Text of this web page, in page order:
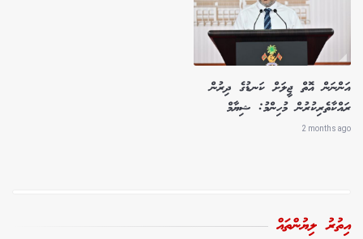
އަންނަން އޮތް ޖީލަށް ކަނޑުގެ ދިރުން
ރައްކާތެރިކުރުން މުހިންމު: ޝިޔާމް
2 months ago
އިތުރު ލިޔުންތައް